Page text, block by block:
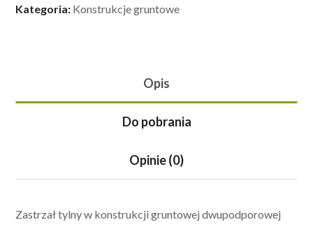
Kategoria: Konstrukcje gruntowe
Opis
Do pobrania
Opinie (0)
Zastrzał tylny w konstrukcji gruntowej dwupodporowej